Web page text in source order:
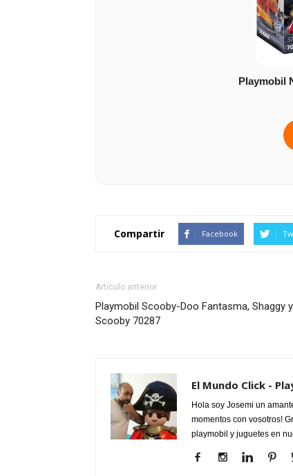
Playmobil
Compartir Facebook
Artículo anterior
Playmobil Scooby-Doo Fantasma, Shaggy y
Scooby 70287
El Mundo Click -
Hola soy Josemi un
momentos con vosotros!
playmobil y juguetes en